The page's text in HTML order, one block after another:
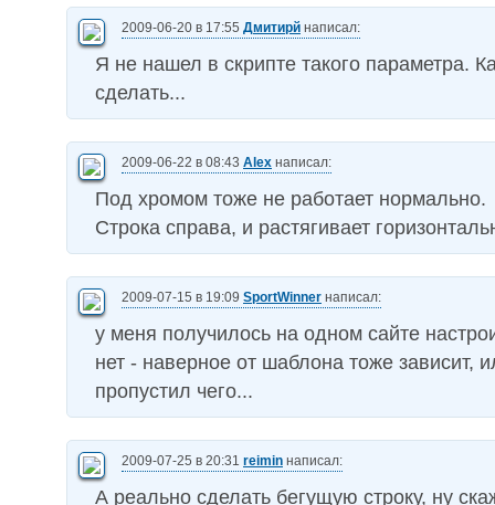
2009-06-20 в 17:55 Дмитирй написал:
Я не нашел в скрипте такого параметра.
сделать...
2009-06-22 в 08:43 Alex написал:
Под хромом тоже не работает нормально.
Строка справа, и растягивает
2009-07-15 в 19:09 SportWinner написал:
у меня получилось на одном сайте
нет - наверное от шаблона тоже зависит,
пропустил чего...
2009-07-25 в 20:31 reimin написал:
А реально сделать бегущую строку, ну